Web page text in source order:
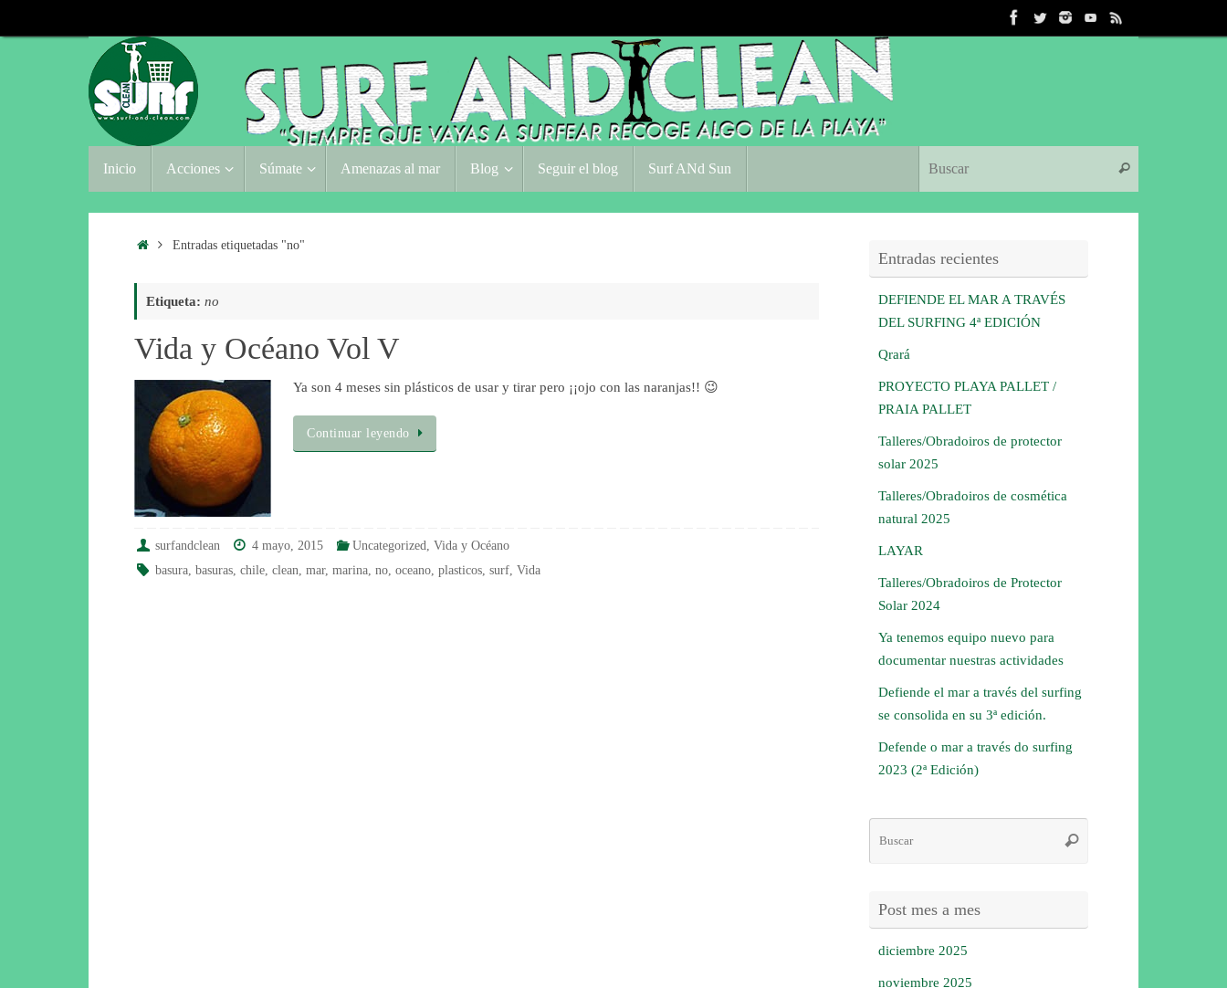
al
contenido
Inicio Acciones Súmate Amenazas al mar Blog Seguir el blog Surf ANd Sun Buscar
InicioEntradas etiquetadas "no"
Etiqueta: no
Vida y Océano Vol V
Ya son 4 meses sin plásticos de usar y tirar pero ¡¡ojo con las naranjas!! 😉
Continuar leyendo
surfandclean 4 mayo, 2015 Uncategorized, Vida y Océano
basura,basuras,chile,clean,mar,marina,no,oceano,plasticos,surf,Vida
Entradas recientes
DEFIENDE EL MAR A TRAVÉS
DEL SURFING 4ª EDICIÓN
Qrará
PROYECTO PLAYA PALLET /
PRAIA PALLET
Talleres/Obradoiros de protector
solar 2025
Talleres/Obradoiros de cosmética
natural 2025
LAYAR
Talleres/Obradoiros de Protector
Solar 2024
Ya tenemos equipo nuevo para
documentar nuestras actividades
Defiende el mar a través del surfing
se consolida en su 3ª edición.
Defende o mar a través do surfing
2023 (2ª Edición)
Buscar
Post mes a mes
diciembre 2025
noviembre 2025